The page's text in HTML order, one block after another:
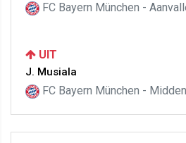
FC Bayern München -
UIT
J. Musiala
FC Bayern München -